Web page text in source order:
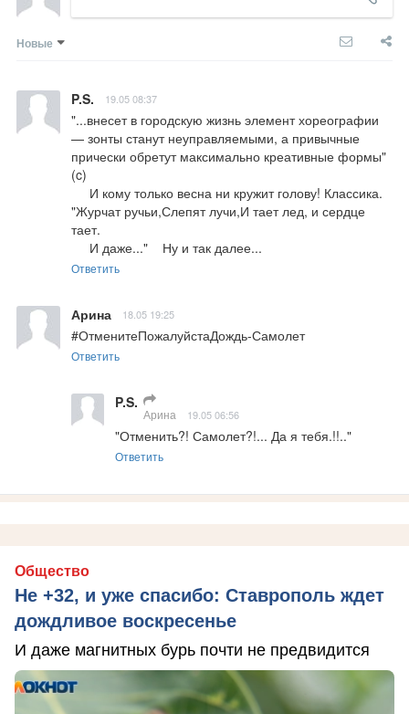
Новые
P.S. 19.05 08:37
"...внесет в городскую жизнь элемент хореографии
— зонты станут неуправляемыми, а привычные
прически обретут максимально креативные формы"
(c)
"Журчат ручьи,Слепят лучи,И тает лед, и сердце
тает.
     И даже..."    Ну и так далее...
Ответить
Арина 18.05 19:25
#ОтменитеПожалуйстаДождь-Самолет
Ответить
P.S.
Арина 19.05 06:56
"Отменить?! Самолет?!... Да я тебя.!!.."
Ответить
Общество
Не +32, и уже спасибо: Ставрополь ждет
дождливое воскресенье
И даже магнитных бурь почти не предвидится